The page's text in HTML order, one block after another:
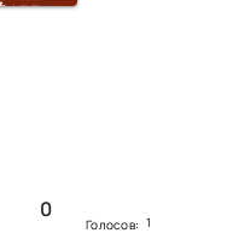
0
Голосов: 1